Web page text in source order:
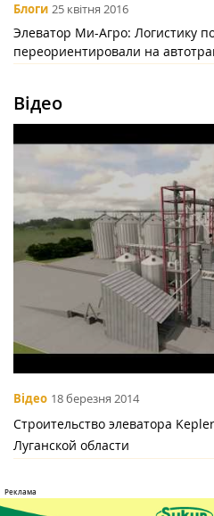
Блоги 25 квітня 2016
Элеватор Ми-Агро: Логистику
переориентировали на
Відео
Відео 18 березня 2014
Строительство элеватора
Луганской области